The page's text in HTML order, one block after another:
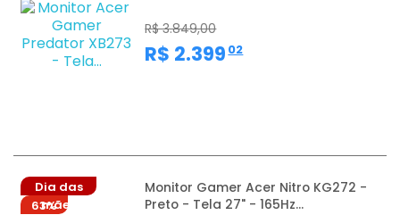
R$ 3.849,00
R$ 2.399 ,02
Dia das
mães
63%
Monitor Gamer Acer Nitro KG272 -
Preto - Tela 27" - 165Hz...